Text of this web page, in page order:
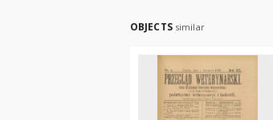
OBJECTS similar